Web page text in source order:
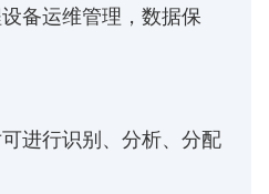
备运维管理，数据保
进行识别、分析、分配